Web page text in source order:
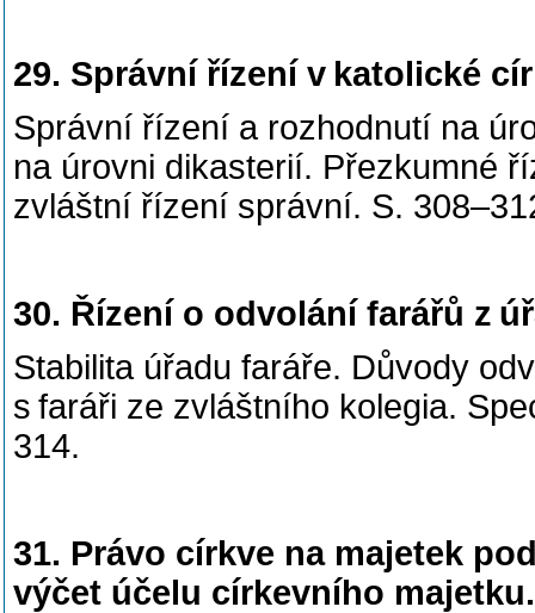
29. Správní řízení v katolické
Správní řízení a rozhodnutí na
na úrovni dikasterií. Přezkumné
zvláštní řízení správní. S.
30. Řízení o odvolání farářů z
Stabilita úřadu faráře. Důvody
s faráři ze zvláštního kolegia.
314.
31. Právo církve na majetek
výčet účelu církevního majetku.